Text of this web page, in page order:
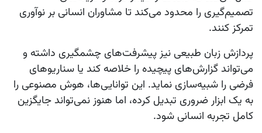
تصمیم‌گیری را محدود می‌کند تا مشاوران انسانی بر نوآوری
تمرکز کنند.
پردازش زبان طبیعی نیز پیشرفت‌های چشمگیری داشته و
می‌تواند گزارش‌های پیچیده را خلاصه کند یا سناریوهای
فرضی را شبیه‌سازی نماید. این توانایی‌ها، هوش مصنوعی را
به یک ابزار ضروری تبدیل کرده، اما هنوز نمی‌تواند جایگزین
کامل تجربه انسانی شود.